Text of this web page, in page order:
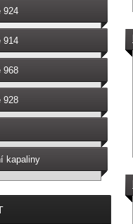
924
914
968
928
kapaliny